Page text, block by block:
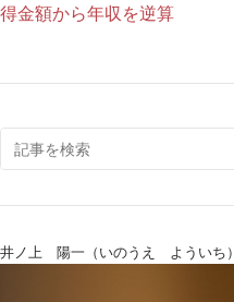
得金額から年収を逆算
井ノ上 陽一（いのうえ よういち）